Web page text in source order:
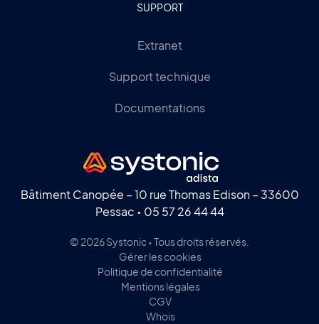
SUPPORT
Extranet
Support technique
Documentations
Bâtiment Canopée – 10 rue Thomas Edison – 33600
Pessac • 05 57 26 44 44
© 2026 Systonic • Tous droits réservés.
Gérer les cookies
Politique de confidentialité
Mentions légales
CGV
Whois